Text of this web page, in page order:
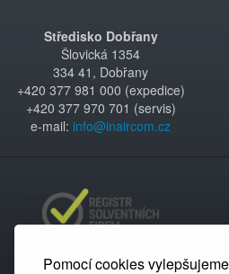
Pomocí cookies
Středisko Dobřany
Šlovická 1354
334 41, Dobřany
+420 377 981 000 (expedice)
+420 377 970 701 (servis)
e-mail: info@inaircom.cz